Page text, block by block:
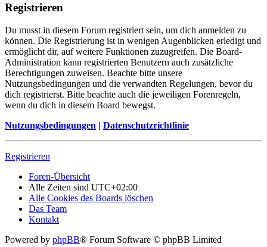
Registrieren
Du musst in diesem Forum registriert sein, um dich anmelden zu
können. Die Registrierung ist in wenigen Augenblicken erledigt und
ermöglicht dir, auf weitere Funktionen zuzugreifen. Die Board-
Administration kann registrierten Benutzern auch zusätzliche
Berechtigungen zuweisen. Beachte bitte unsere
Nutzungsbedingungen und die verwandten Regelungen, bevor du
dich registrierst. Bitte beachte auch die jeweiligen Forenregeln,
wenn du dich in diesem Board bewegst.
Nutzungsbedingungen | Datenschutzrichtlinie
Registrieren
Foren-Übersicht
Alle Zeiten sind UTC+02:00
Alle Cookies des Boards löschen
Das Team
Kontakt
Powered by phpBB® Forum Software © phpBB Limited